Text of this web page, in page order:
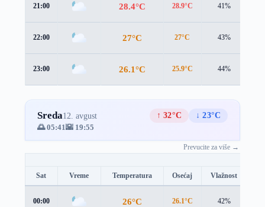
21:00 28.4°C 28.9°C 41%
22:00 27°C 27°C 43%
23:00 26.1°C 25.9°C 44%
Sreda12. avgust ↑ 32°C
↓ 23°C
🌅 05:41🌇 19:55
Prevucite za više →
Sat Vreme Temperatura Osećaj Vlažnost
00:00 26°C 26.1°C 42%